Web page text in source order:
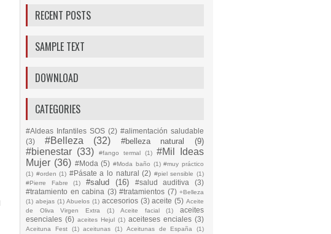
RECENT POSTS
SAMPLE TEXT
DOWNLOAD
CATEGORIES
#Aldeas Infantiles SOS (2) #alimentación saludable
(3)
#Belleza (32) #belleza natural (9)
#bienestar (33) #fango termal (1)
#Mil Ideas
Mujer (36) #Moda (5) #Moda baño (1) #muy práctico
(1) #orden (1) #Pásate a lo natural (2) #piel sensible (1)
#Pierre Fabre
(1) #salud (16) #salud auditiva
(3)
#tratamiento en cabina (3) #tratamientos (7) +Belleza
(1) abejas (1) Abuelos (1) accesorios (3) aceite (5) Aceite
de Oliva Virgen Extra
(1) Aceite facial (1)
aceites
esenciales (6) aceites Hejul (1) aceiteses enciales (3)
Aceituna Fest (1) aceitunas (1) Aceitunas de España
(1)